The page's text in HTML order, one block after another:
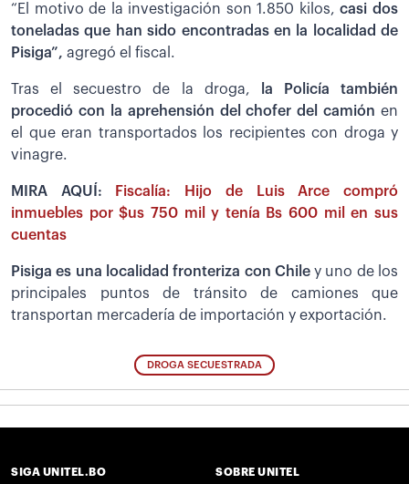
“El motivo de la investigación son 1.850 kilos, casi dos
toneladas que han sido encontradas en la localidad de
Pisiga”, agregó el fiscal.
Tras el secuestro de la droga,
la Policía también
procedió con la aprehensión del chofer del camión en
el que eran transportados los recipientes con droga y
vinagre.
MIRA AQUÍ:
Fiscalía: Hijo de Luis Arce compró
inmuebles por $us 750 mil y tenía Bs 600 mil en sus
cuentas
Pisiga es una localidad fronteriza con Chiley uno de los
principales puntos de tránsito de camiones que
transportan mercadería de importación y exportación.
DROGA SECUESTRADA
SIGA UNITEL.BO SOBRE UNITEL